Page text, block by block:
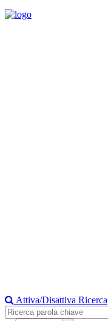
Attiva/Disattiva Ricerca